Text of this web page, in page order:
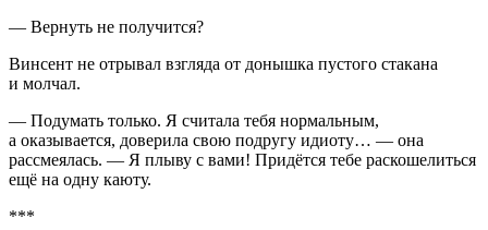
— Вернуть не получится?
Винсент не отрывал взгляда от донышка пустого стакана
и молчал.
— Подумать только. Я считала тебя нормальным,
а оказывается, доверила свою подругу идиоту… — она
рассмеялась. — Я плыву с вами! Придётся тебе раскошелиться
ещё на одну каюту.
***